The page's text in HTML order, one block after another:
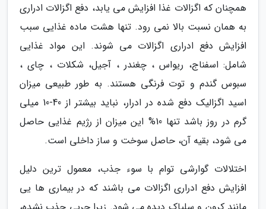
همچنان که اگزالات غذا افزایش می یابد، دفع اگزالات ادراری
به همان نسبت بالا نمی رود. تنها هشت ماده غذایی سبب
افزایش دفع ادراری اگزالات می شوند. این مواد غذایی
شامل: اسفناج، ریواس ، چغندر ، آجیل، شکلات ، چای ،
سبوس گندم و توت فرنگی هستند. به طور طبیعی میزان
اسید اگزالیک دفع شده در ادرار، نباید بیشتر از 40-10 میلی
گرم در روز باشد تنها 10% این میزان از رژیم غذایی حاصل
می شود، بقیه آن، حاصل سوخت و ساز داخلی است.
اختلالات گوارشی توام با سوء جذب، معمول ترین دلیل
افزایش دفع ادراری اگزالات می باشند که در بیماری ها یی